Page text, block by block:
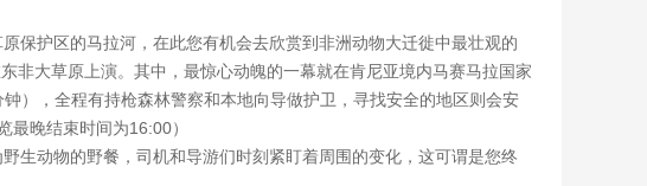
保护区的马拉河，在此您有机会去欣赏到非洲动物大迁徙中最壮观的
大草原上演。其中，最惊心动魄的一幕就在肯尼亚境内马赛马拉国家
），全程有持枪森林警察和本地向导做护卫，寻找安全的地区则会安
晚结束时间为16:00）
生动物的野餐，司机和导游们时刻紧盯着周围的变化，这可谓是您终